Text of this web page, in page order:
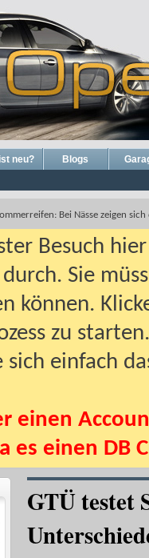
neu? Blogs
Bei Nässe zeigen
Besuch
durch. Sie
können.
zu
sich einfach
einen
es einen DB
GTÜ testet